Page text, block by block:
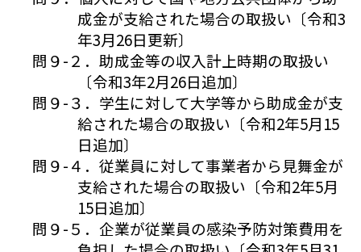
成金が支給された場合の取扱い〔令和3
年3月26日更新〕
問９-２．助成金等の収入計上時期の取扱い
〔令和3年2月26日追加〕
問９-３．学生に対して大学等から助成金が支
給された場合の取扱い〔令和2年5月15
日追加〕
問９-４．従業員に対して事業者から見舞金が
支給された場合の取扱い〔令和2年5月
15日追加〕
問９-５．企業が従業員の感染予防対策費用を